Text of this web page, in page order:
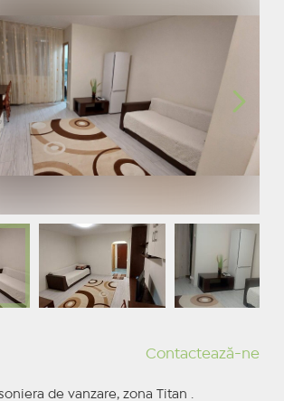
Contactează-ne
de vanzare, zona Titan .